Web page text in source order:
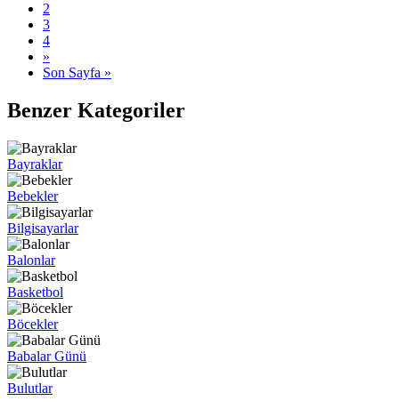
2
3
4
»
Son Sayfa »
Benzer Kategoriler
Bayraklar
Bebekler
Bilgisayarlar
Balonlar
Basketbol
Böcekler
Babalar Günü
Bulutlar